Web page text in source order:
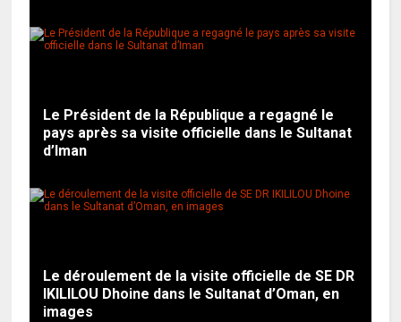
Le Président de la République a regagné le
pays après sa visite officielle dans le Sultanat
d’Iman
Le déroulement de la visite officielle de SE DR
IKILILOU Dhoine dans le Sultanat d’Oman, en
images